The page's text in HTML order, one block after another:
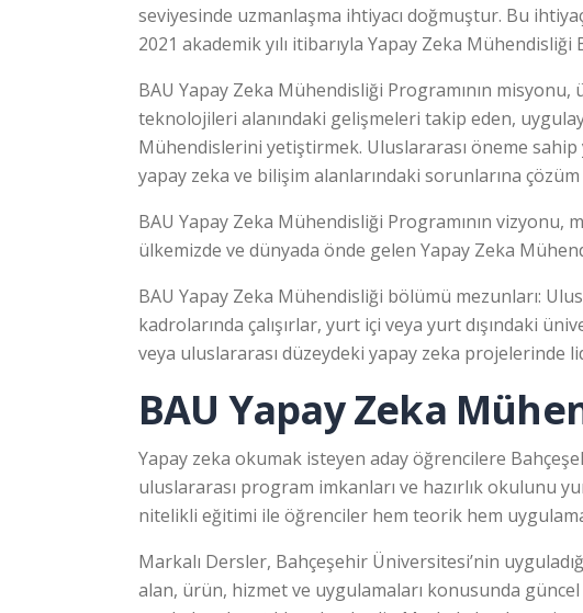
seviyesinde uzmanlaşma ihtiyacı doğmuştur. Bu
2021 akademik yılı itibarıyla Yapay Zeka
BAU Yapay Zeka Mühendisliği Programının misyonu,
teknolojileri alanındaki gelişmeleri takip eden,
Mühendislerini yetiştirmek. Uluslararası öneme
yapay zeka ve bilişim alanlarındaki sorunlarına
BAU Yapay Zeka Mühendisliği Programının vizyonu,
ülkemizde ve dünyada önde gelen Yapay Zeka
BAU Yapay Zeka Mühendisliği bölümü mezunları:
kadrolarında çalışırlar, yurt içi veya yurt dışındaki
veya uluslararası düzeydeki yapay zeka
BAU Yapay Zeka
Yapay zeka okumak isteyen aday öğrencilere
uluslararası program imkanları ve hazırlık okulunu
nitelikli eğitimi ile öğrenciler hem teorik hem
Markalı Dersler, Bahçeşehir Üniversitesi’nin
alan, ürün, hizmet ve uygulamaları konusunda